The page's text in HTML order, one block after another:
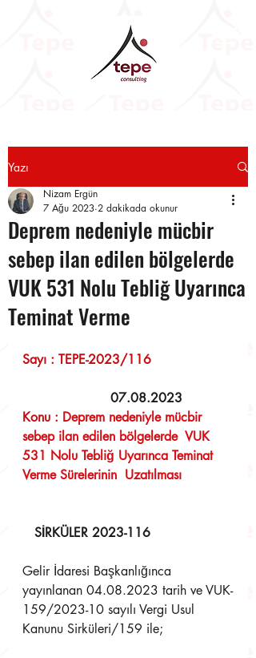
Yazı
Deprem nedeniyle mücbir
sebep ilan edilen bölgelerde
VUK 531 Nolu Tebliğ Uyarınca
Teminat Verme
Nizam Ergün
7 Ağu 2023 2 dakikada okunur
Sayı : TEPE-2023/116
  07.08.2023
Konu : Deprem nedeniyle mücbir
sebep ilan edilen bölgelerde  VUK
531 Nolu Tebliğ Uyarınca Teminat
Verme Sürelerinin  Uzatılması
SİRKÜLER 2023-116
Gelir İdaresi Başkanlığınca
yayınlanan 04.08.2023 tarih ve VUK-
159/2023-10 sayılı Vergi Usul
Kanunu Sirküleri/159 ile;